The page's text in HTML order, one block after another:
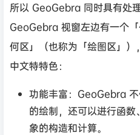
所以 GeoGebra 同时具有处
GeoGebra 视窗左边有一个
何区」（也称为「绘图区」
中文特特色：
功能丰富：GeoGebra
的绘制，还可以进行函
象的构造和计算。